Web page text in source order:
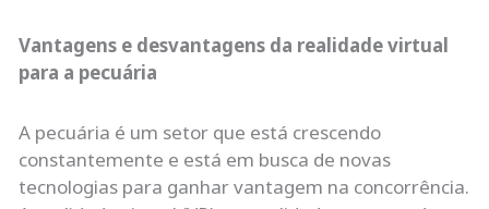
Vantagens e desvantagens da realidade virtual
para a pecuária
A pecuária é um setor que está crescendo
constantemente e está em busca de novas
tecnologias para ganhar vantagem na concorrência.